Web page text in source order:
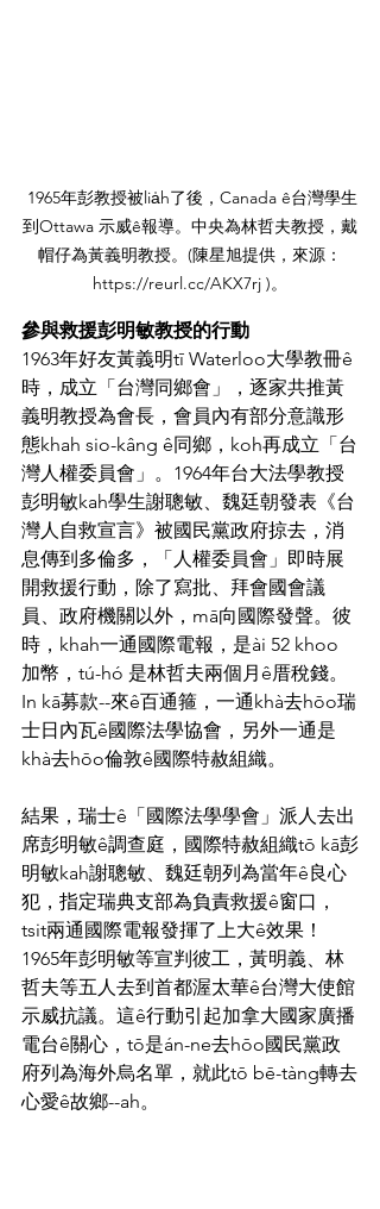
到Ottawa 示威ê報導。中央為林哲夫教授，戴
帽仔為黃義明教授。(陳星旭提供，來源：
https://reurl.cc/AKX7rj )。
參與救援彭明敏教授的行動
1963年好友黃義明tī Waterloo大學教冊ê
時，成立「台灣同鄉會」，逐家共推黃
義明教授為會長，會員內有部分意識形
態khah sio-kâng ê同鄉，koh再成立「台
灣人權委員會」。1964年台大法學教授
彭明敏kah學生謝聰敏、魏廷朝發表《台
灣人自救宣言》被國民黨政府掠去，消
息傳到多倫多，「人權委員會」即時展
開救援行動，除了寫批、拜會國會議
員、政府機關以外，mā向國際發聲。彼
時，khah一通國際電報，是ài 52 khoo
加幣，tú-hó 是林哲夫兩個月ê厝稅錢。
In kā募款--來ê百通箍，一通khà去hōo瑞
士日內瓦ê國際法學協會，另外一通是
khà去hōo倫敦ê國際特赦組織。
結果，瑞士ê「國際法學學會」派人去出
席彭明敏ê調查庭，國際特赦組織tō kā彭
明敏kah謝聰敏、魏廷朝列為當年ê良心
犯，指定瑞典支部為負責救援ê窗口，
tsit兩通國際電報發揮了上大ê效果！
1965年彭明敏等宣判彼工，黃明義、林
哲夫等五人去到首都渥太華ê台灣大使館
示威抗議。這ê行動引起加拿大國家廣播
電台ê關心，tō是án-ne去hōo國民黨政
府列為海外烏名單，就此tō bē-tàng轉去
心愛ê故鄉--ah。